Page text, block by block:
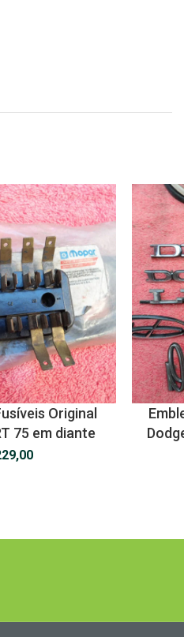
Original
75 em diante